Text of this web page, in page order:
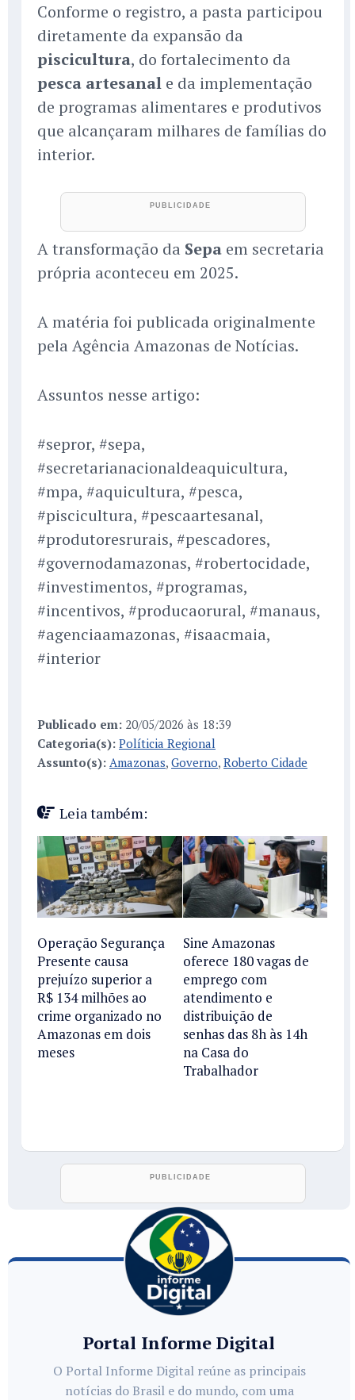
Conforme o registro, a pasta participou
diretamente da expansão da
piscicultura, do fortalecimento da
pesca artesanal e da implementação
de programas alimentares e produtivos
que alcançaram milhares de famílias do
interior.
A transformação da Sepa em secretaria
própria aconteceu em 2025.
A matéria foi publicada originalmente
pela Agência Amazonas de Notícias.
Assuntos nesse artigo:
#sepror, #sepa,
#secretarianacionaldeaquicultura,
#mpa, #aquicultura, #pesca,
#piscicultura, #pescaartesanal,
#produtoresrurais, #pescadores,
#governodamazonas, #robertocidade,
#investimentos, #programas,
#incentivos, #producaorural, #manaus,
#agenciaamazonas, #isaacmaia,
#interior
Publicado em: 20/05/2026 às 18:39
Categoria(s): Políticia Regional
Assunto(s): Amazonas, Governo, Roberto Cidade
Leia também:
Operação Segurança
Presente causa
prejuízo superior a
R$ 134 milhões ao
crime organizado no
Amazonas em dois
meses
Sine Amazonas
oferece 180 vagas de
emprego com
atendimento e
distribuição de
senhas das 8h às 14h
na Casa do
Trabalhador
Portal Informe Digital
O Portal Informe Digital reúne as principais
notícias do Brasil e do mundo, com uma